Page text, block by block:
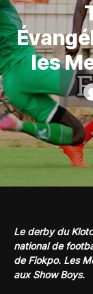
les
Le derby du
national de
de Fiokpo. Les
aux Show Boys.